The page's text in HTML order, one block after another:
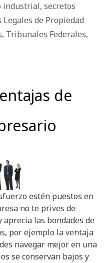
industrial, secretos
Legales de Propiedad
, Tribunales Federales,
de
estén puestos en
no te prives de
las bondades de
por ejemplo la ventaja
navegar mejor en una
se conservan bajos y